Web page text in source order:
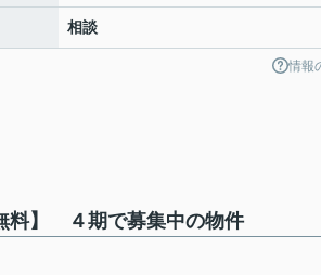
相談
情報
料】 ４期で募集中の物件